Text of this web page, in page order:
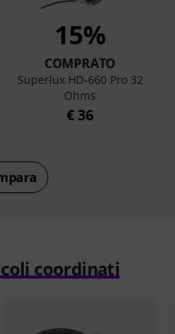
15%
COMPRATO
Superlux HD-660 Pro 32
Ohms
€ 36
coordinati